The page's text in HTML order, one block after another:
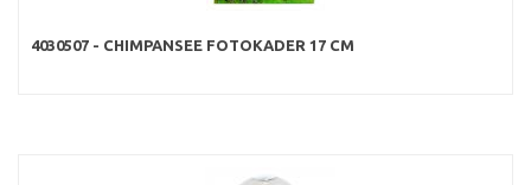
4030507 - CHIMPANSEE FOTOKADER 17 CM